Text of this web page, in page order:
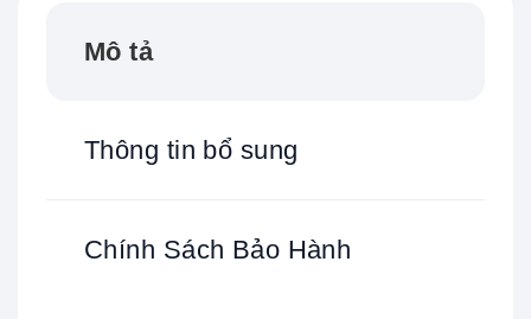
Mô tả
Thông tin bổ sung
Chính Sách Bảo Hành